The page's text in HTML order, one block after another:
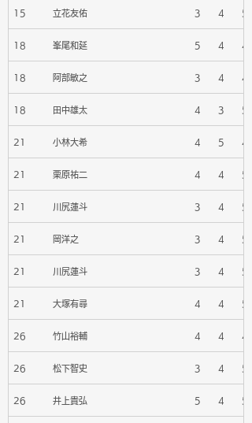
15 立花友佑 3 4 5
18 峯尾和延 5 4 4
18 阿部敏之 3 4 4
18 田中雄太 4 3 5
21 小林大希 4 5 4
21 栗原祐二 4 4 5
21 川尻蓮斗 3 4 5
21 岡洋之 3 4 5
21 川尻蓮斗 3 4 5
21 大塚有尋 4 4 5
26 竹山裕輔 4 4 4
26 松下智史 3 4 5
26 井上貴弘 5 4 5